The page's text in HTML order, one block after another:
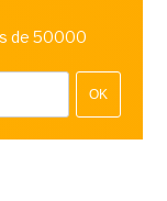
de 50000
OK